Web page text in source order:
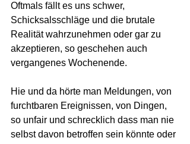
Oftmals fällt es uns schwer,
Schicksalsschläge und die brutale
Realität wahrzunehmen oder gar zu
akzeptieren, so geschehen auch
vergangenes Wochenende.
Hie und da hörte man Meldungen, von
furchtbaren Ereignissen, von Dingen,
so unfair und schrecklich dass man nie
selbst davon betroffen sein könnte oder